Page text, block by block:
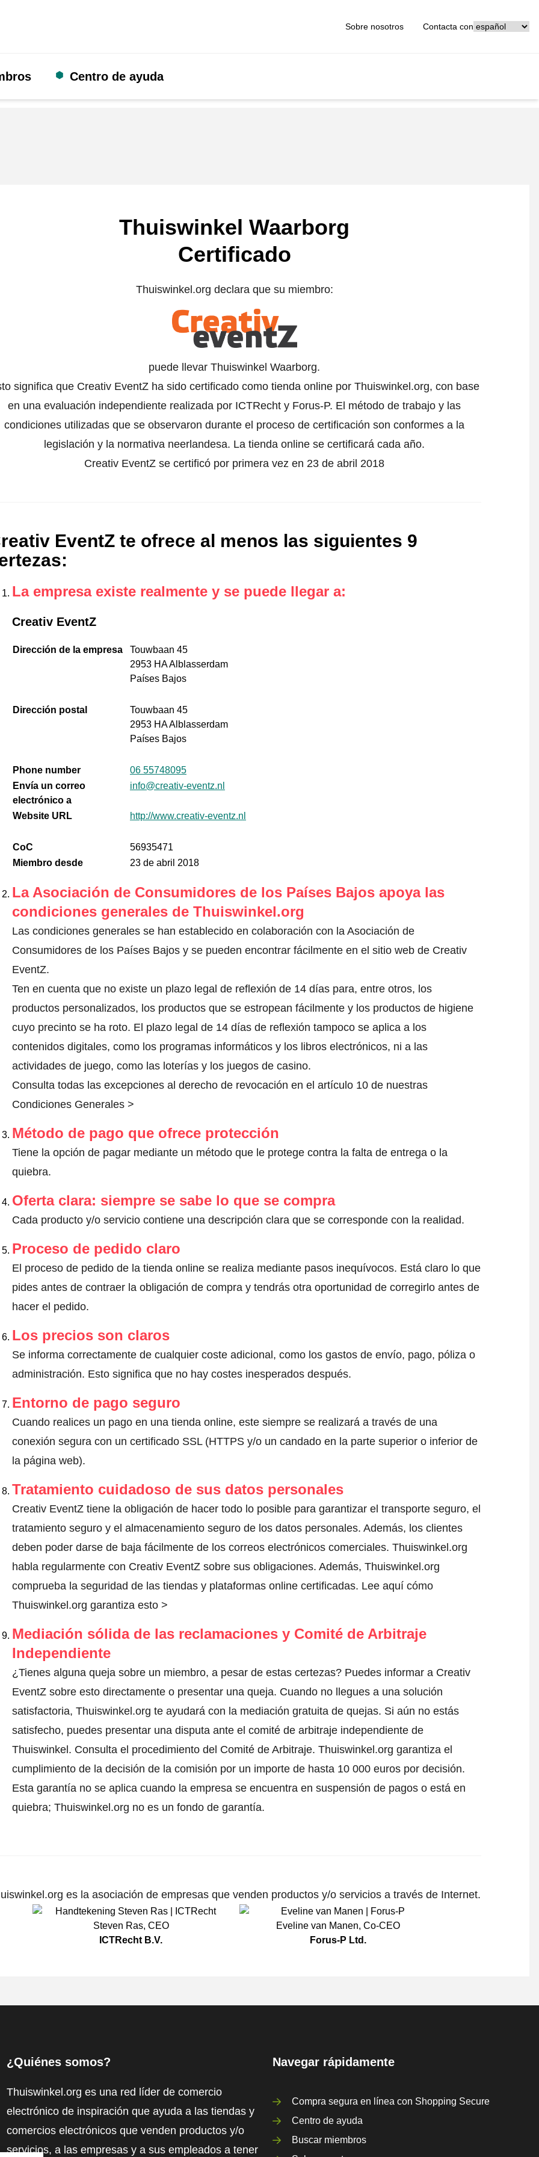
Sobre nosotros Contacta con
Centro de ayuda
Thuiswinkel Waarborg
Certificado
Thuiswinkel.org declara que su miembro:
puede llevar Thuiswinkel Waarborg.
significa que Creativ EventZ ha sido certificado como tienda online por Thuiswinkel.org, con base
en una evaluación independiente realizada por ICTRecht y Forus-P. El método de trabajo y las
condiciones utilizadas que se observaron durante el proceso de certificación son conformes a la
legislación y la normativa neerlandesa. La tienda online se certificará cada año.
Creativ EventZ se certificó por primera vez en 23 de abril 2018
EventZ te ofrece al menos las siguientes 9
:
La empresa existe realmente y se puede llegar a:
Creativ EventZ
Dirección de la empresa
Touwbaan 45
2953 HA Alblasserdam
Países Bajos
Dirección postal
Touwbaan 45
2953 HA Alblasserdam
Países Bajos
Phone number
06 55748095
Envía un correo
electrónico a
info@creativ-eventz.nl
Website URL http://www.creativ-eventz.nl
CoC
56935471
Miembro desde
23 de abril 2018
La Asociación de Consumidores de los Países Bajos apoya las
condiciones generales de Thuiswinkel.org
Las condiciones generales se han establecido en colaboración con la Asociación de
Consumidores de los Países Bajos y se pueden encontrar fácilmente en el sitio web de Creativ
EventZ.
Ten en cuenta que no existe un plazo legal de reflexión de 14 días para, entre otros, los
productos personalizados, los productos que se estropean fácilmente y los productos de higiene
cuyo precinto se ha roto. El plazo legal de 14 días de reflexión tampoco se aplica a los
contenidos digitales, como los programas informáticos y los libros electrónicos, ni a las
actividades de juego, como las loterías y los juegos de casino.
Consulta todas las excepciones al derecho de revocación en el artículo 10 de nuestras
Condiciones Generales >
Método de pago que ofrece protección
Tiene la opción de pagar mediante un método que le protege contra la falta de entrega o la
quiebra.
Oferta clara: siempre se sabe lo que se compra
Cada producto y/o servicio contiene una descripción clara que se corresponde con la realidad.
Proceso de pedido claro
El proceso de pedido de la tienda online se realiza mediante pasos inequívocos. Está claro lo que
pides antes de contraer la obligación de compra y tendrás otra oportunidad de corregirlo antes de
hacer el pedido.
Los precios son claros
Se informa correctamente de cualquier coste adicional, como los gastos de envío, pago, póliza o
administración. Esto significa que no hay costes inesperados después.
Entorno de pago seguro
Cuando realices un pago en una tienda online, este siempre se realizará a través de una
conexión segura con un certificado SSL (HTTPS y/o un candado en la parte superior o inferior de
la página web).
Tratamiento cuidadoso de sus datos personales
Creativ EventZ tiene la obligación de hacer todo lo posible para garantizar el transporte seguro, el
tratamiento seguro y el almacenamiento seguro de los datos personales. Además, los clientes
deben poder darse de baja fácilmente de los correos electrónicos comerciales. Thuiswinkel.org
habla regularmente con Creativ EventZ sobre sus obligaciones. Además, Thuiswinkel.org
comprueba la seguridad de las tiendas y plataformas online certificadas. Lee aquí cómo
Thuiswinkel.org garantiza esto >
Mediación sólida de las reclamaciones y Comité de Arbitraje
Independiente
¿Tienes alguna queja sobre un miembro, a pesar de estas certezas? Puedes informar a Creativ
EventZ sobre esto directamente o presentar una queja. Cuando no llegues a una solución
satisfactoria, Thuiswinkel.org te ayudará con la mediación gratuita de quejas. Si aún no estás
satisfecho, puedes presentar una disputa ante el comité de arbitraje independiente de
Thuiswinkel. Consulta el procedimiento del Comité de Arbitraje. Thuiswinkel.org garantiza el
cumplimiento de la decisión de la comisión por un importe de hasta 10 000 euros por decisión.
Esta garantía no se aplica cuando la empresa se encuentra en suspensión de pagos o está en
quiebra; Thuiswinkel.org no es un fondo de garantía.
es la asociación de empresas que venden productos y/o servicios a través de Internet.
Steven Ras, CEO
ICTRecht B.V.
Eveline van Manen, Co-CEO
Forus-P Ltd.
¿Quiénes somos?
Thuiswinkel.org es una red líder de comercio
electrónico de inspiración que ayuda a las tiendas y
comercios electrónicos que venden productos y/o
servicios, a las empresas y a sus empleados a tener
Navegar rápidamente
Compra segura en línea con Shopping Secure
Centro de ayuda
Buscar miembros